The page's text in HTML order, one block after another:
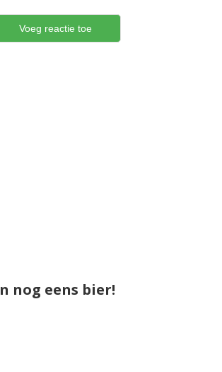
nog eens bier!